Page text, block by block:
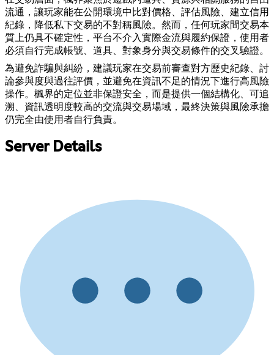
流通，讓玩家能在公開環境中比對價格、評估風險、建立信用
紀錄，降低私下交易的不對稱風險。然而，任何玩家間交易本
質上仍具不確定性，平台不介入實際金流與履約保證，使用者
必須自行完成帳號、道具、對象身分與交易條件的交叉驗證。
為避免詐騙與糾紛，建議玩家在交易前審查對方歷史紀錄、討
論參與度與過往評價，並避免在資訊不足的情況下進行高風險
操作。楓界的定位並非保證安全，而是提供一個結構化、可追
溯、資訊透明度較高的交流與交易場域，最終決策與風險承擔
仍完全由使用者自行負責。
Server Details